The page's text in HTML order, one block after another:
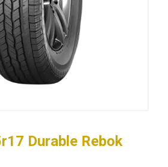
Durable Rebok